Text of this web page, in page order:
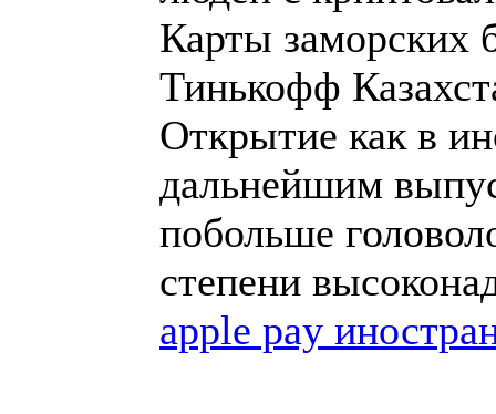
Карты заморских
Тинькофф
Открытие как в
дальнейшим
побольше
степени
apple pay